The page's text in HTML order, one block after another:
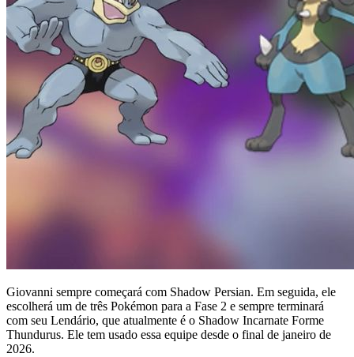
Giovanni sempre começará com Shadow Persian. Em seguida, ele
escolherá um de três Pokémon para a Fase 2 e sempre terminará
com seu Lendário, que atualmente é o Shadow Incarnate Forme
Thundurus. Ele tem usado essa equipe desde o final de janeiro de
2026.